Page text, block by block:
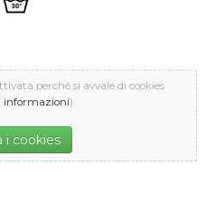
perché si avvale di cookies
informazioni)
i cookies